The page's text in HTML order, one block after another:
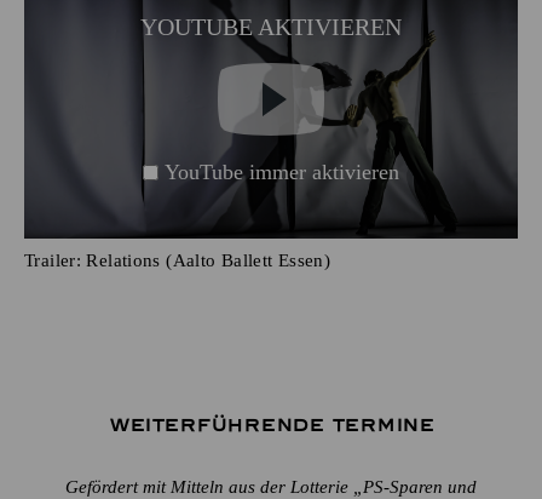
YOUTUBE AKTIVIEREN
YouTube immer aktivieren
Trailer: Relations (Aalto Ballett Essen)
Weiterführende Termine
Gefördert mit Mitteln aus der Lotterie „PS-Sparen und